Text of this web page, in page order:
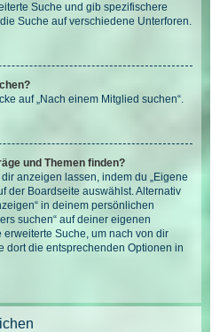
Suche und gib spezifischere
Suche auf verschiedene Unterforen.
auf „Nach einem Mitglied suchen“.
und Themen finden?
anzeigen lassen, indem du „Eigene
der Boardseite auswählst. Alternativ
in deinem persönlichen
suchen“ auf deiner eigenen
Suche, um nach von dir
dort die entsprechenden Optionen in